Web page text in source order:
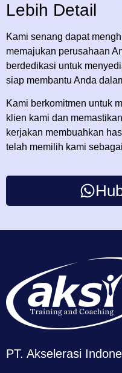
Lebih Detail
Kami senang dapat
memajukan perusahaan
berdedikasi untuk
siap membantu Anda
Kami berkomitmen untuk
klien kami dan
kerjakan membuahkan
telah memilih kami
PT. Akselerasi